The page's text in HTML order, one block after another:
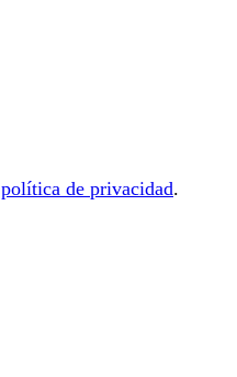
política de privacidad.